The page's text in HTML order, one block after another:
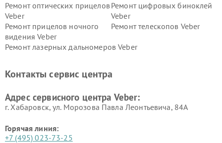
Ремонт оптических прицелов
Veber
Ремонт цифровых биноклей
Veber
Ремонт прицелов ночного
видения Veber
Ремонт телескопов Veber
Ремонт лазерных дальномеров Veber
Контакты сервис центра
Адрес сервисного центра Veber:
г. Хабаровск, ул. Морозова Павла Леонтьевича, 84А
Горячая линия:
+7 (495) 023-73-25